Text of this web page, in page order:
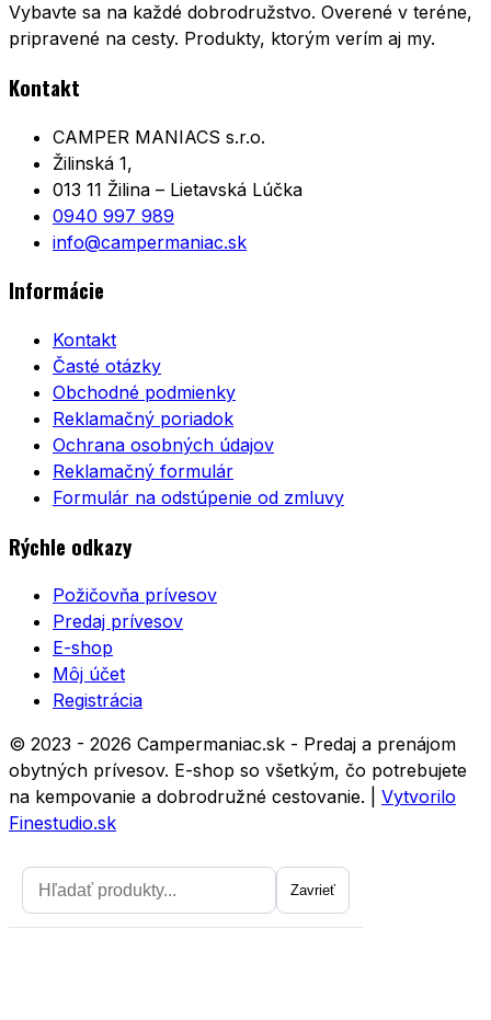
Vybavte sa na každé dobrodružstvo. Overené v teréne,
pripravené na cesty. Produkty, ktorým verím aj my.
Kontakt
CAMPER MANIACS s.r.o.
Žilinská 1,
013 11 Žilina – Lietavská Lúčka
0940 997 989
info@campermaniac.sk
Informácie
Kontakt
Časté otázky
Obchodné podmienky
Reklamačný poriadok
Ochrana osobných údajov
Reklamačný formulár
Formulár na odstúpenie od zmluvy
Rýchle odkazy
Požičovňa prívesov
Predaj prívesov
E-shop
Môj účet
Registrácia
© 2023 - 2026 Campermaniac.sk - Predaj a prenájom
obytných prívesov. E-shop so všetkým, čo potrebujete
na kempovanie a dobrodružné cestovanie.
Vytvorilo
Finestudio.sk
Zavrieť
Zavrieť